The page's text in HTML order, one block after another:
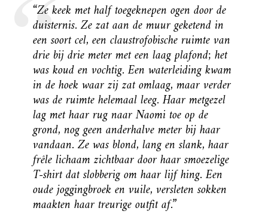
“Ze keek met half toegeknepen ogen door de
duisternis. Ze zat aan de muur geketend in
een soort cel, een claustrofobische ruimte van
drie bij drie meter met een laag plafond; het
was koud en vochtig. Een waterleiding kwam
in de hoek waar zij zat omlaag, maar verder
was de ruimte helemaal leeg. Haar metgezel
lag met haar rug naar Naomi toe op de
grond, nog geen anderhalve meter bij haar
vandaan. Ze was blond, lang en slank, haar
frêle lichaam zichtbaar door haar smoezelige
T-shirt dat slobberig om haar lijf hing. Een
oude joggingbroek en vuile, versleten sokken
maakten haar treurige outfit af.”